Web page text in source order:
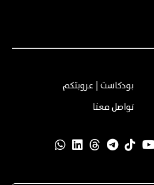
بودكاست | عروبتكم
تواصل معنا